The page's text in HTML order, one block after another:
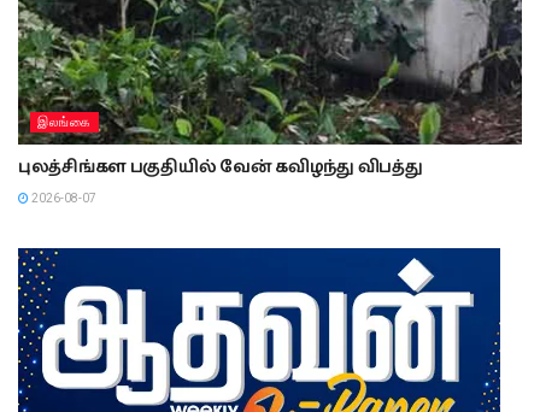
இலங்கை
புலத்சிங்கள பகுதியில் வேன் கவிழந்து விபத்து
2026-08-07